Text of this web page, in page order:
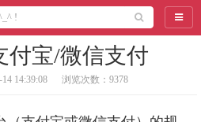
导航
付宝/微信支付
14:39:08 浏览次数：9378